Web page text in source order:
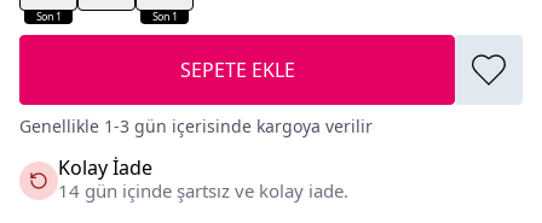
Son 1 Son 1
SEPETE EKLE
Genellikle 1-3 gün içerisinde kargoya verilir
Kolay İade
14 gün içinde şartsız ve kolay iade.